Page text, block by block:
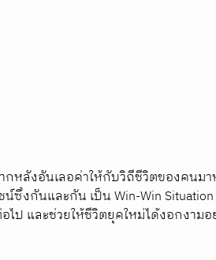
หลังอันเลอค่าให้กับวิถีชีวิตของคนม
ซึ่งกันและกัน เป็น Win-Win
ป และช่วยให้ชีวิตยุคใหม่ได้งอกงาม